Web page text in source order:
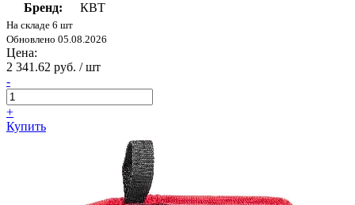
Бренд:
КВТ
На складе 6 шт
Обновлено 05.08.2026
Цена:
2 341.62 руб. / шт
-
+
Купить